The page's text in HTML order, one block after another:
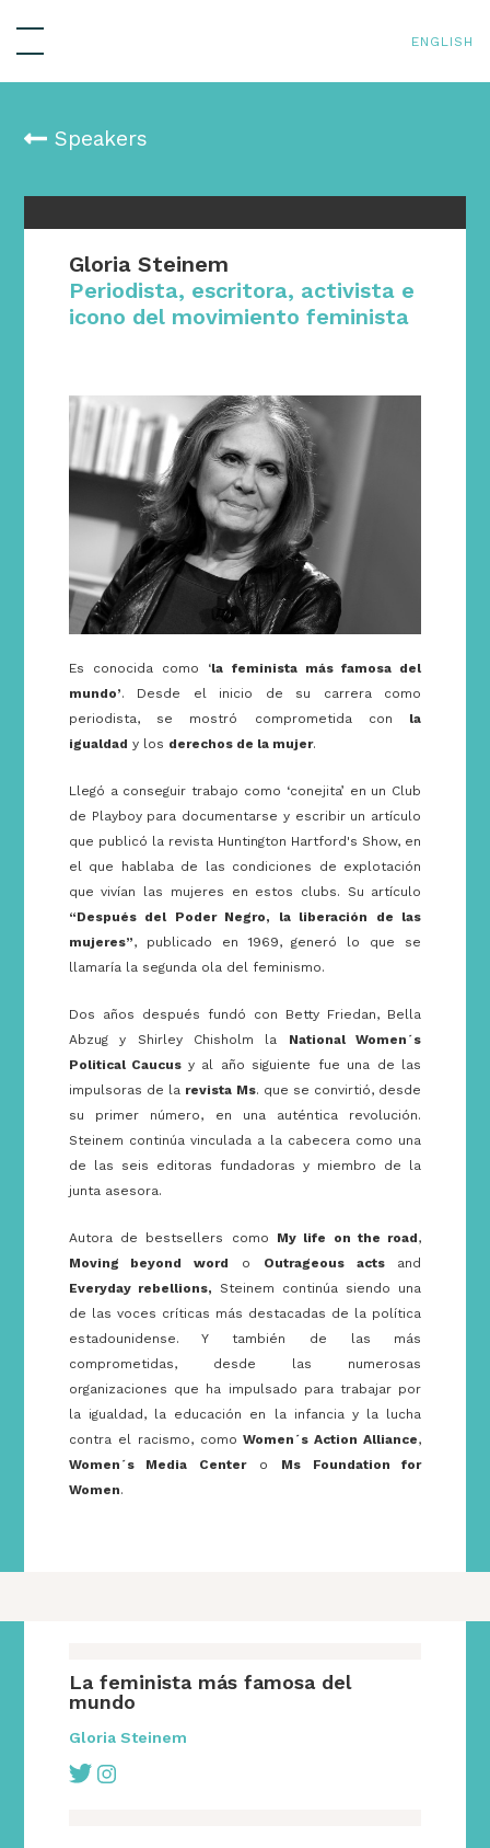
ENGLISH
Speakers
Gloria Steinem
Periodista, escritora, activista e
icono del movimiento feminista
Es conocida como ‘la feminista más famosa del
mundo’. Desde el inicio de su carrera como
periodista, se mostró comprometida con la
igualdad y los derechos de la mujer.
Llegó a conseguir trabajo como ‘conejita’ en un Club
de Playboy para documentarse y escribir un artículo
que publicó la revista Huntington Hartford's Show, en
el que hablaba de las condiciones de explotación
que vivían las mujeres en estos clubs. Su artículo
“Después del Poder Negro, la liberación de las
mujeres”, publicado en 1969, generó lo que se
llamaría la segunda ola del feminismo.
Dos años después fundó con Betty Friedan, Bella
Abzug y Shirley Chisholm la National Women´s
Political Caucus y al año siguiente fue una de las
impulsoras de la revista Ms. que se convirtió, desde
su primer número, en una auténtica revolución.
Steinem continúa vinculada a la cabecera como una
de las seis editoras fundadoras y miembro de la
junta asesora.
Autora de bestsellers como My life on the road,
Moving beyond word o Outrageous actsand
Everyday rebellions, Steinem continúa siendo una
de las voces críticas más destacadas de la política
estadounidense. Y también de las más
comprometidas, desde las numerosas
organizaciones que ha impulsado para trabajar por
la igualdad, la educación en la infancia y la lucha
contra el racismo, comoWomen´s Action Alliance,
Women´s Media Centero Ms Foundation for
Women.
La feminista más famosa del
mundo
Gloria Steinem